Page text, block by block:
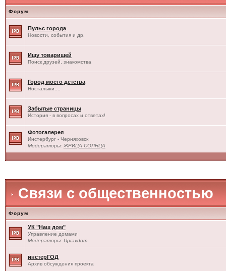
Форум
Пульс города
Новости, события и др.
Ищу товарищей
Поиск друзей, знакомства
Город моего детства
Ностальжи....
Забытые страницы
История - в вопросах и ответах!
Фотогалерея
Инстербург - Черняховск
Модераторы: ЖРИЦА СОЛНЦА
Связи с общественностью
Форум
УК "Наш дом"
Управление домами
Модераторы: Upravdom
инстерГОД
Архив обсуждения проекта